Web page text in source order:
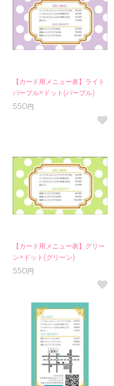
【カード用メニュー表】ライト
パープル×ドット(パープル)
550円
【カード用メニュー表】グリー
ン×ドット(グリーン)
550円